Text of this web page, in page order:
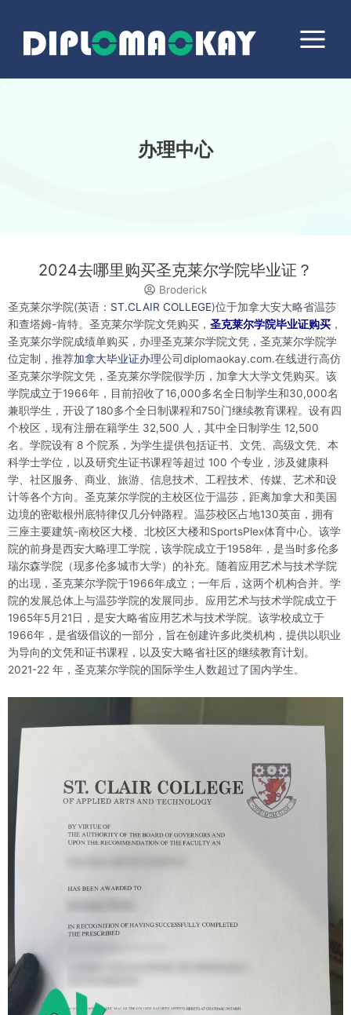
Menu
办理中心
2024去哪里购买圣克莱尔学院毕业证？
Broderick
圣克莱尔学院(英语： ST.CLAIR COLLEGE)位于加拿大安大略省温莎
和查塔姆-肯特。圣克莱尔学院文凭购买， 圣克莱尔学院毕业证购买 ，
圣克莱尔学院成绩单购买，办理圣克莱尔学院文凭，圣克莱尔学院学
位定制，推荐加拿大毕业证办理公司diplomaokay.com.在线进行高仿
圣克莱尔学院文凭，圣克莱尔学院假学历，加拿大大学文凭购买。该
学院成立于1966年，目前招收了16,000多名全日制学生和30,000名
兼职学生，开设了180多个全日制课程和750门继续教育课程。设有四
个校区，现有注册在籍学生 32,500 人，其中全日制学生 12,500
名。学院设有 8 个院系，为学生提供包括证书、文凭、高级文凭、本
科学士学位，以及研究生证书课程等超过 100 个专业，涉及健康科
学、社区服务、商业、旅游、信息技术、工程技术、传媒、艺术和设
计等各个方向。圣克莱尔学院的主校区位于温莎，距离加拿大和美国
边境的密歇根州底特律仅几分钟路程。温莎校区占地130英亩，拥有
三座主要建筑-南校区大楼、北校区大楼和SportsPlex体育中心。该学
院的前身是西安大略理工学院，该学院成立于1958年，是当时多伦多
瑞尔森学院（现多伦多城市大学）的补充。随着应用艺术与技术学院
的出现，圣克莱尔学院于1966年成立；一年后，这两个机构合并。学
院的发展总体上与温莎学院的发展同步。应用艺术与技术学院成立于
1965年5月21日，是安大略省应用艺术与技术学院。该学校成立于
1966年，是省级倡议的一部分，旨在创建许多此类机构，提供以职业
为导向的文凭和证书课程，以及安大略省社区的继续教育计划。
2021-22 年，圣克莱尔学院的国际学生人数超过了国内学生。